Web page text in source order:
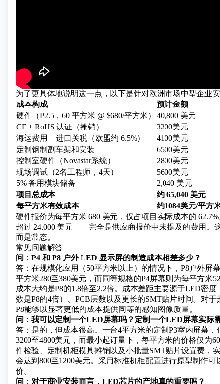
为了更具体地说明这一点，以下是针对欧洲市场中型企业
成本构成
预计金额
硬件（P2.5，60 平方米 @ $680/平方米）
40,800 美元
CE + RoHS 认证（摊销）
3200美元
海运费用 + 进口关税（欧盟约 6.5%）
4100美元
定制钢制副车架和安装
6500美元
控制室硬件（Novastar系统）
2800美元
现场调试（2名工程师，4天）
5600美元
5% 备用模块储备
2,040 美元
项目总成本
约 65,040 美元
每平方米有效成本
约1084美元/平方
硬件报价为每平方米 680 美元，仅占项目实际成本的
超过 24,000 美元——完全是供应商报价中未提及的费用。
而是常态。
常见问题解答
问：P4 和 P8 户外 LED 显示屏的制造成本相差多少？
答：在规模化应用（50平方米以上）的情况下，P8户外屏
平方米280至380美元，而同等规格的P4屏幕则为每平方米
成本大约是P8的1.8倍至2.2倍。成本差距主要源于LED密度
数是P8的4倍）、PCB层数以及更长的SMT贴片时间。对
P8能够以显著更低的成本提供同等的感知图像质量。
问：我可以定制一个LED屏幕吗？定制一个LED屏幕实际
答：是的，但成本很高。一台4平方米的定制P3室内屏幕，
3200至4800美元，而最小起订量下，每平方米的价格仅为
件检验、定制机柜模具摊销以及小批量SMT贴片设置费，
会达到800至1200美元。采用标准机柜配置进行原型制作可
价。
问：对于商业安装而言，LED芯片的产地真的重要吗？